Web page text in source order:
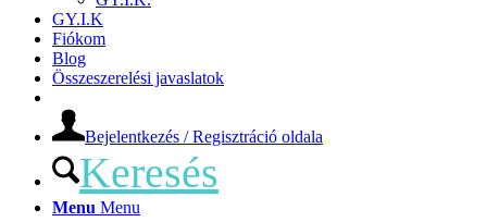
GY.I.K
Fiókom
Blog
Összeszerelési javaslatok
Bejelentkezés / Regisztráció oldala
Keresés
Menu Menu